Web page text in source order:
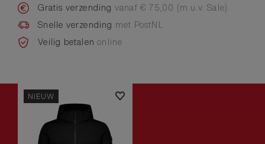
Gratis verzending vanaf € 75,00 (m.u.v. Sale)
Snelle verzending met PostNL
Veilig betalenonline
NIEUW